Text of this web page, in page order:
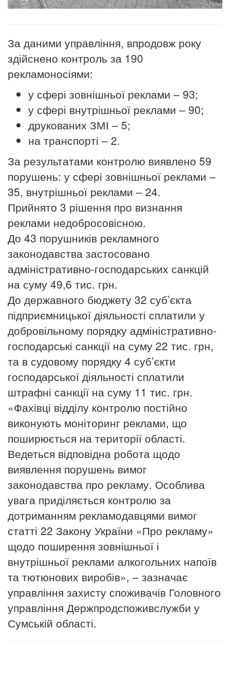
За даними управління, впродовж року
здійснено контроль за 190
рекламоносіями:
у сфері зовнішньої реклами – 93;
у сфері внутрішньої реклами – 90;
друкованих ЗМІ – 5;
на транспорті – 2.
За результатами контролю виявлено 59
порушень: у сфері зовнішньої реклами –
35, внутрішньої реклами – 24.
Прийнято 3 рішення про визнання
реклами недобросовісною.
До 43 порушників рекламного
законодавства застосовано
адміністративно-господарських санкцій
на суму 49,6 тис. грн.
До державного бюджету 32 суб’єкта
підприємницької діяльності сплатили у
добровільному порядку адміністративно-
господарські санкції на суму 22 тис. грн,
та в судовому порядку 4 суб’єкти
господарської діяльності сплатили
штрафні санкції на суму 11 тис. грн.
«Фахівці відділу контролю постійно
виконують моніторинг реклами, що
поширюється на території області.
Ведеться відповідна робота щодо
виявлення порушень вимог
законодавства про рекламу. Особлива
увага приділяється контролю за
дотриманням рекламодавцями вимог
статті 22 Закону України «Про рекламу»
щодо поширення зовнішньої і
внутрішньої реклами алкогольних напоїв
та тютюнових виробів», – зазначає
управління захисту споживачів Головного
управління Держпродспоживслужби у
Сумській області.